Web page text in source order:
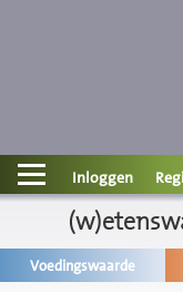
Contact
Informatie
Disclaimer
Inloggen
Voedingswaarde